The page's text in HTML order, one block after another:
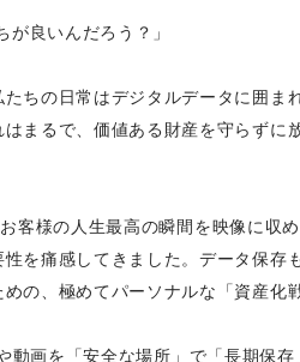
良いんだろう？」
ちの日常はデジタルデータに囲ま
まるで、価値ある財産を守らずに
客様の人生最高の瞬間を映像に収
を痛感してきました。データ保存
の、極めてパーソナルな「資産化
動画を「安全な場所」で「長期保